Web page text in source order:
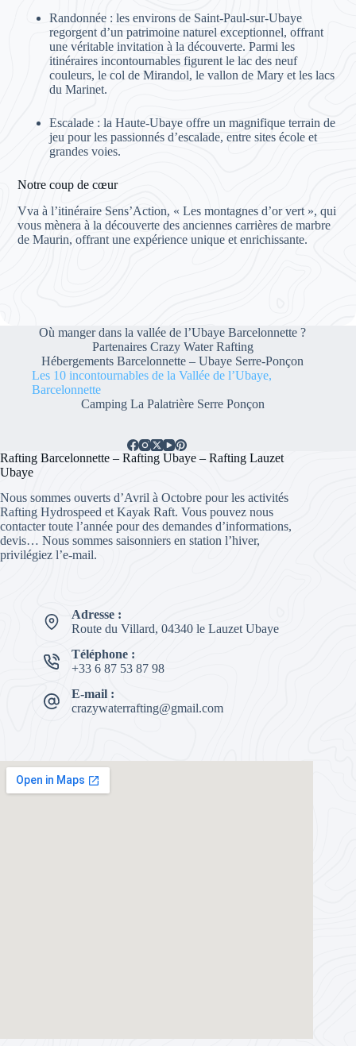
Randonnée : les environs de Saint-Paul-sur-Ubaye
regorgent d’un patrimoine naturel exceptionnel, offrant
une véritable invitation à la découverte. Parmi les
itinéraires incontournables figurent le lac des neuf
couleurs, le col de Mirandol, le vallon de Mary et les lacs
du Marinet.
Escalade : la Haute-Ubaye offre un magnifique terrain de
jeu pour les passionnés d’escalade, entre sites école et
grandes voies.
Notre coup de cœur
Vva à l’itinéraire Sens’Action, « Les montagnes d’or vert », qui
vous mènera à la découverte des anciennes carrières de marbre
de Maurin, offrant une expérience unique et enrichissante.
Où manger dans la vallée de l’Ubaye Barcelonnette ?
Partenaires Crazy Water Rafting
Hébergements Barcelonnette – Ubaye Serre-Ponçon
Les 10 incontournables de la Vallée de l’Ubaye,
Barcelonnette
Camping La Palatrière Serre Ponçon
Rafting Barcelonnette – Rafting Ubaye – Rafting Lauzet
Ubaye
Nous sommes ouverts d’Avril à Octobre pour les activités
Rafting Hydrospeed et Kayak Raft. Vous pouvez nous
contacter toute l’année pour des demandes d’informations,
devis… Nous sommes saisonniers en station l’hiver,
privilégiez l’e-mail.
Adresse :
Route du Villard, 04340 le Lauzet Ubaye
Téléphone :
+33 6 87 53 87 98
E-mail :
crazywaterrafting@gmail.com